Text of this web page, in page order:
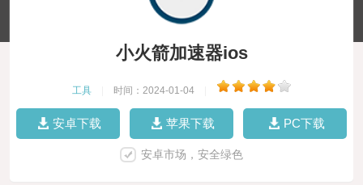
小火箭加速器ios
工具 时间：2024-01-04
安卓下载 苹果下载 PC下载
安卓市场，安全绿色